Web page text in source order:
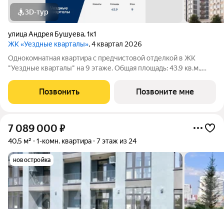
3D-тур
улица Андрея Бушуева,1к1
ЖК «Уездные кварталы», 4 квартал 2026
Однокомнатная квартира с предчистовой отделкой в ЖК
"Уездные кварталы" на 9 этаже. Общая площадь: 43.9 кв.м.,
кв.м. Все окна выходят на одну сторону. В квартире одна
лоджия, один совмещенный
Позвонить Позвоните мне
7 089 000 ₽
40,5 м² 1-комн. квартира 7 этаж из 24
новостройка